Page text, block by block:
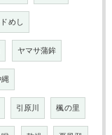
めし
ヤマサ蒲鉾
引原川 楓の里